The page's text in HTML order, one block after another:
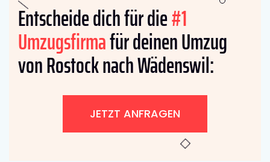
Entscheide dich für die#1
Umzugsfirmafür deinen Umzug
von Rostock nach Wädenswil:
JETZT ANFRAGEN